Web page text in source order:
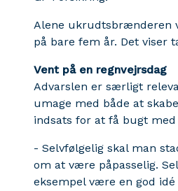
Alene ukrudtsbrænderen
på bare fem år. Det viser
Vent på en regnvejrsdag
Advarslen er særligt
umage med både at
indsats for at få bugt
- Selvfølgelig skal man
om at være påpasselig.
eksempel være en god